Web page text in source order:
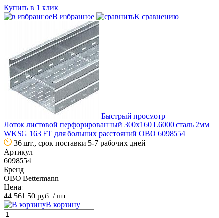
Купить в 1 клик
В избранное
К сравнению
Быстрый просмотр
Лоток листовой перфорированный 300х160 L6000 сталь 2мм
WKSG 163 FT для больших расстояний OBO 6098554
36 шт., срок поставки 5-7 рабочих дней
Артикул
6098554
Бренд
OBO Bettermann
Цена:
44 561.50 руб. / шт.
В корзину